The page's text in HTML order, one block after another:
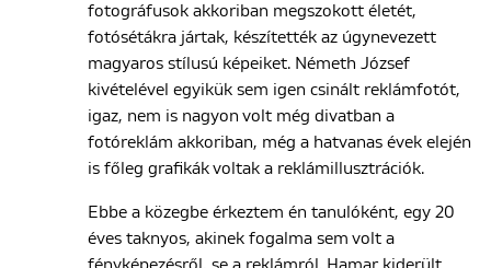
fotográfusok akkoriban megszokott életét,
fotósétákra jártak, készítették az úgynevezett
magyaros stílusú képeiket. Németh József
kivételével egyikük sem igen csinált reklámfotót,
igaz, nem is nagyon volt még divatban a
fotóreklám akkoriban, még a hatvanas évek elején
is főleg grafikák voltak a reklámillusztrációk.
Ebbe a közegbe érkeztem én tanulóként, egy 20
éves taknyos, akinek fogalma sem volt a